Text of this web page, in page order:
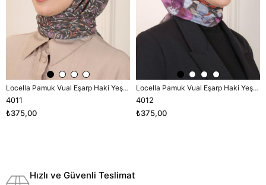
Locella Pamuk Vual Eşarp Haki Yeşili-2
4011
₺375,00
Locella Pamuk Vual Eşarp Haki Yeşili-2
4012
₺375,00
Hızlı ve Güvenli Teslimat